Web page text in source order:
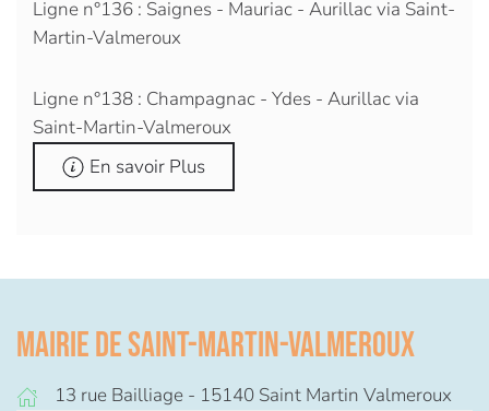
Ligne n°136 : Saignes - Mauriac - Aurillac via Saint-
Martin-Valmeroux
Ligne n°138 : Champagnac - Ydes - Aurillac via
Saint-Martin-Valmeroux
En savoir Plus
Mairie de Saint-Martin-Valmeroux
13 rue Bailliage - 15140 Saint Martin Valmeroux